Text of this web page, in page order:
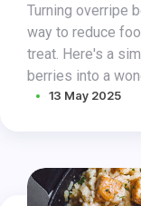
Turning overripe
way to reduce
treat. Here's a
berries into a
13 May 2025